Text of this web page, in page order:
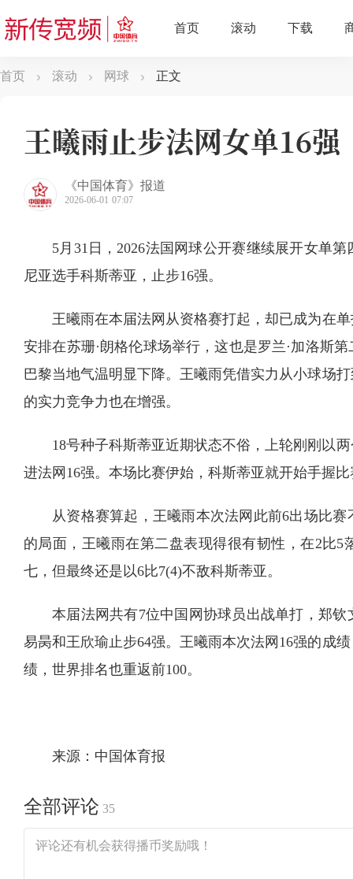
首页 滚动 网球 正文
王曦雨止步法网女单16强
《中国体育》报道
2026-06-01 07:07
5月31日，2026法国网球公开赛继续展开女单
尼亚选手科斯蒂亚，止步16强。
王曦雨在本届法网从资格赛打起，却已成为在
安排在苏珊·朗格伦球场举行，这也是罗兰·加洛斯
巴黎当地气温明显下降。王曦雨凭借实力从小球场
的实力竞争力也在增强。
18号种子科斯蒂亚近期状态不俗，上轮刚刚以
进法网16强。本场比赛伊始，科斯蒂亚就开始手握
从资格赛算起，王曦雨本次法网此前6出场比
的局面，王曦雨在第二盘表现得很有韧性，在2比
七，但最终还是以6比7(4)不敌科斯蒂亚。
本届法网共有7位中国网协球员出战单打，郑
易昺和王欣瑜止步64强。王曦雨本次法网16强的成
绩，世界排名也重返前100。
来源：中国体育报
全部评论 35